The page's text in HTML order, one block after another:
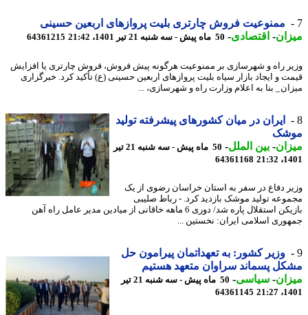
ممنوعیت فروش چارتری بلیت پروازهای اربعین حسینی
- اقتصادی-50 ماه پیش - سه شنبه 21 تیر 1401، 21:42 64361215
راه و شهرسازی بر ممنوعیت هرگونه پیش فروش، فروش چارتری یا افزایش
و ایجاد بازار سیاه بلیت پروازهای اربعین حسینی (ع) تأکید کرد. خبرگزاری
بنا به اعلام وزارت راه و شهرسازی، ...
ایران در میان کشورهای پیشرفته تولید
- بین الملل-
50 ماه پیش - سه شنبه 21 تیر
64361168
دفاع در سفر به استان خراسان رضوی از یک
تولید موشک بازدید کرد. - رباط صلیبی
بازیکن استقلال پاره شد/ دوری 6 ماهه خاقانی از میادین مدیر عامل راه آهن
اسلامی ایران: نخستین ...
وزیر کشور: به تعهداتمان پیرامون حل
پسماند سراوان متعهد هستیم
- سیاسی-
50 ماه پیش - سه شنبه 21 تیر
64361145